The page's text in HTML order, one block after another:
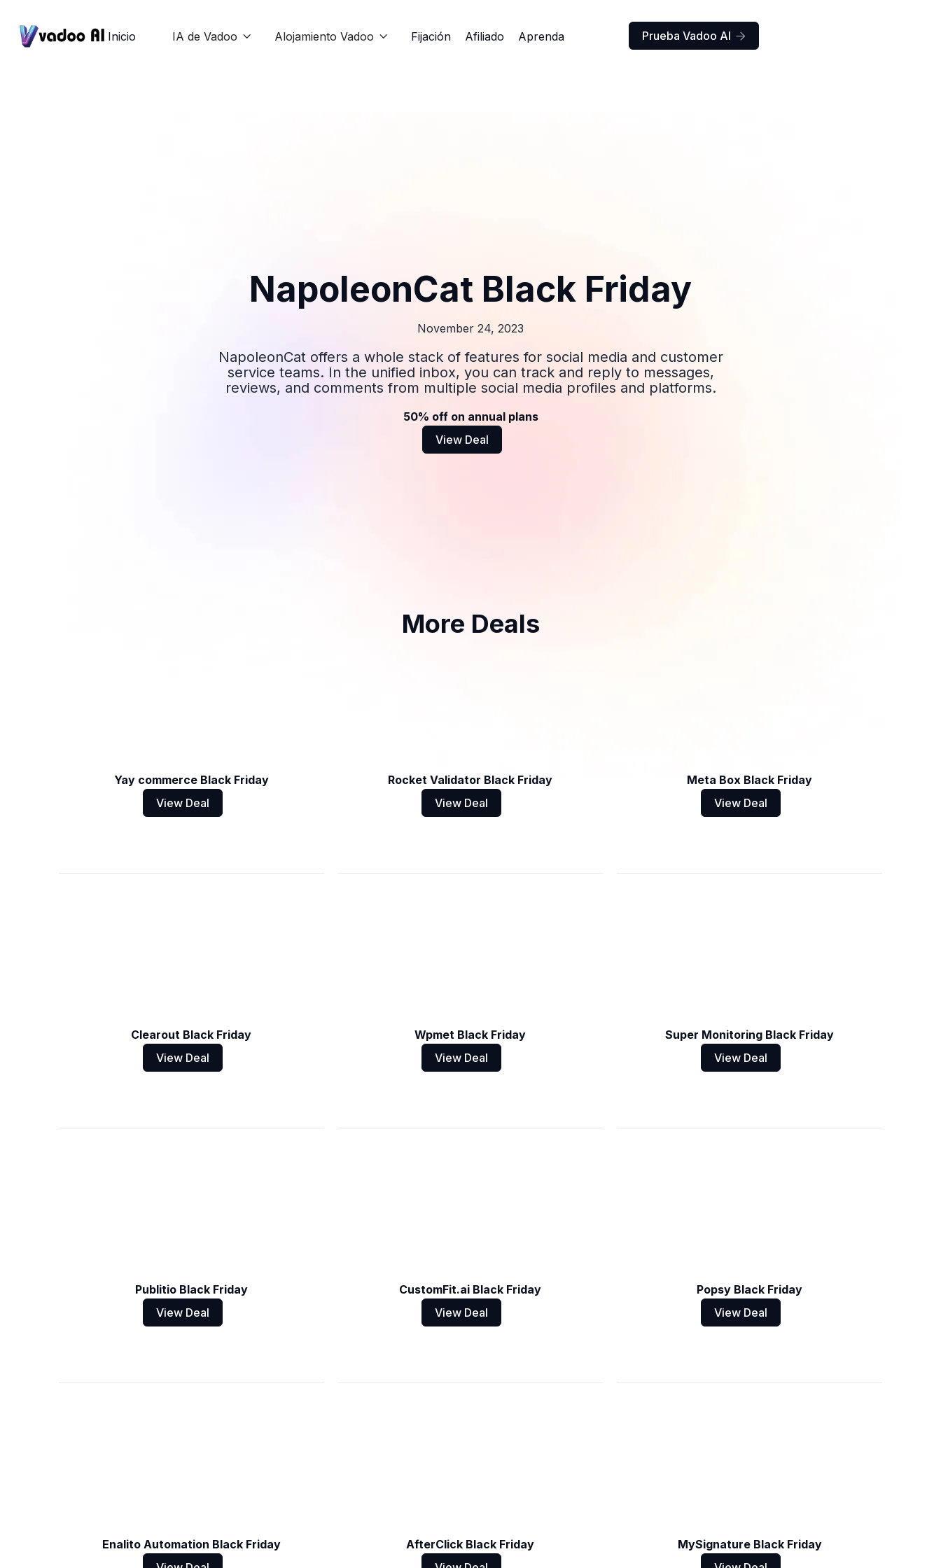
Inicio IA de Vadoo  Alojamiento Vadoo  Fijación Afiliado Aprenda Prueba Vadoo AI 
NapoleonCat Black Friday
November 24, 2023
NapoleonCat offers a whole stack of features for social media and customer
service teams. In the unified inbox, you can track and reply to messages,
reviews, and comments from multiple social media profiles and platforms.
50% off on annual plans
View Deal
More Deals
Yay commerce Black Friday
View Deal
Rocket Validator Black Friday
View Deal
Meta Box Black Friday
View Deal
Clearout Black Friday
View Deal
Wpmet Black Friday
View Deal
Super Monitoring Black Friday
View Deal
Publitio Black Friday
View Deal
CustomFit.ai Black Friday
View Deal
Popsy Black Friday
View Deal
Enalito Automation Black Friday
AfterClick Black Friday
MySignature Black Friday